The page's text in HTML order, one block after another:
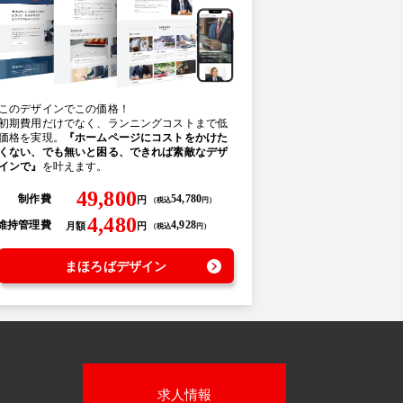
このデザインでこの価格！
期費用だけでなく、ランニングコストまで低
格を実現。
『ホームページにコストをかけた
くない、でも無いと困る、できれば素敵なデザ
インで』 を叶えます。
制作費 49,800 円 （税込54,780円 ）
持管理費 月額 4,480 円 （税込4,928円 ）
まほろばデザイン
求人情報